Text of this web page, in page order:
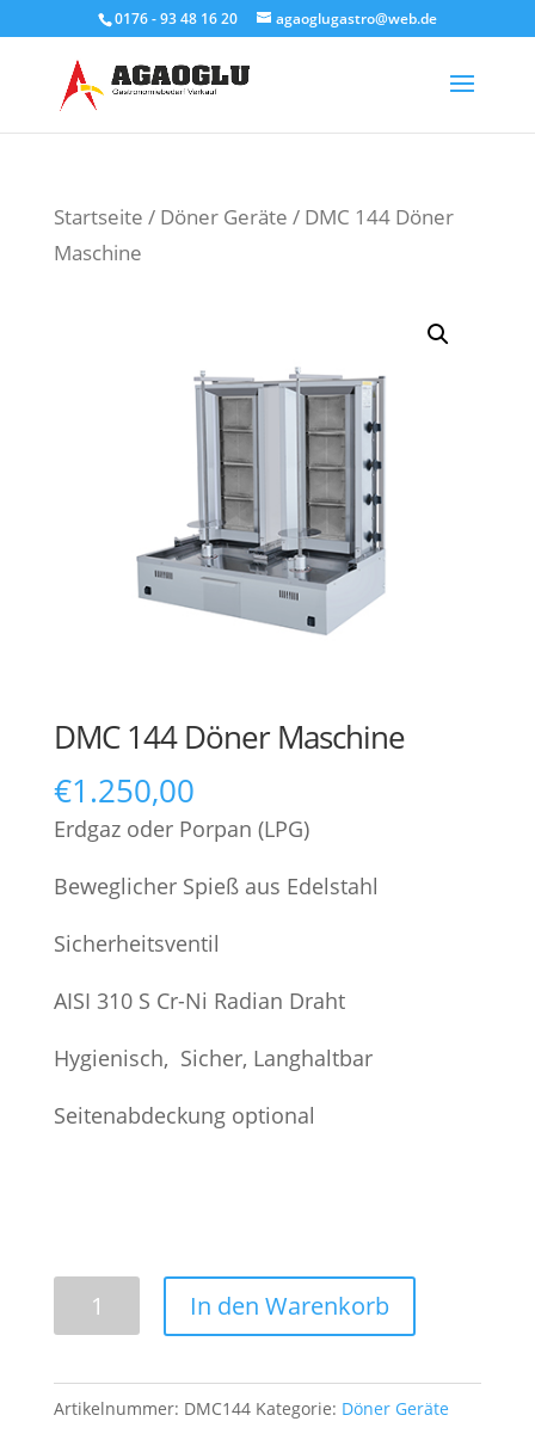
0176 - 93 48 16 20 agaoglugastro@web.de
Startseite / Döner Geräte / DMC 144 Döner
Maschine
DMC 144 Döner Maschine
€1.250,00
Erdgaz oder Porpan (LPG)
Beweglicher Spieß aus Edelstahl
Sicherheitsventil
AISI 310 S Cr-Ni Radian Draht
Hygienisch, Sicher, Langhaltbar
Seitenabdeckung optional
DMC
144
Maschine
In den Warenkorb
Artikelnummer: DMC144 Kategorie: Döner Geräte